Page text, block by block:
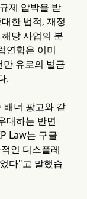
제 압박을 받
한 법적, 재정
당 사업의 분
연합은 이미
유로의 벌금
.
배너 광고와 같
대하는 반면
Law는 구글
인 디스플레
다"고 말했습